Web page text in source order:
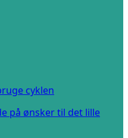
cyklen
på ønsker til det lille